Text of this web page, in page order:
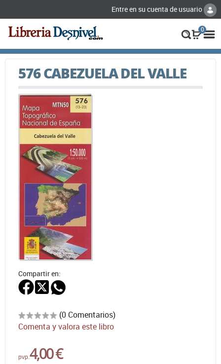
Entre en su cuenta de usuario
0
576 CABEZUELA DEL VALLE
Compartir en:
(0 Comentarios)
Comenta y valora este libro
pvp. 4,00 €